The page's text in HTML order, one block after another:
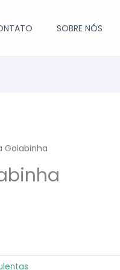
SOBRE NÓS
Goiabinha